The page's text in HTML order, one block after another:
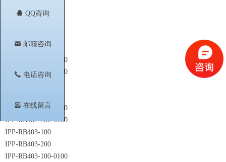
뀩 QQ咨询
낂 邮箱咨询
끅 电话咨询
뀣 在线留言
IPP-RN213LC-50
IPP-RB401-200
IPP-RB401-100-0100
IPP-RB401-200-0100
IPP-RB402-100-0100
IPP-RB402-200-0100
IPP-RB403-100
IPP-RB403-200
IPP-RB403-100-0100